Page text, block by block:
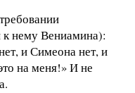
к нему Вениамина):
и Симеона нет, и
на меня!» И не